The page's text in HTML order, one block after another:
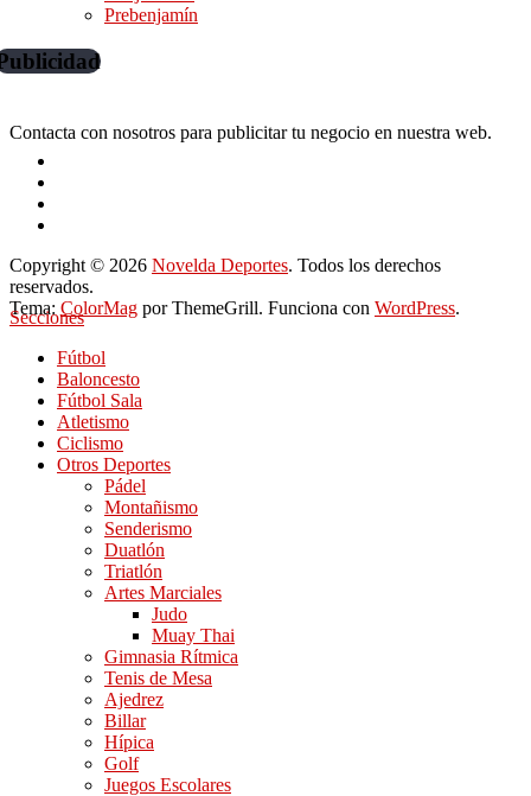
Prebenjamín
Contacta con nosotros para publicitar tu negocio en nuestra web.
Copyright © 2026 Novelda Deportes. Todos los derechos
reservados.
Tema: ColorMag por ThemeGrill. Funciona con WordPress.
Secciones
Fútbol
Baloncesto
Fútbol Sala
Atletismo
Ciclismo
Otros Deportes
Pádel
Montañismo
Senderismo
Duatlón
Triatlón
Artes Marciales
Judo
Muay Thai
Gimnasia Rítmica
Tenis de Mesa
Ajedrez
Billar
Hípica
Golf
Juegos Escolares